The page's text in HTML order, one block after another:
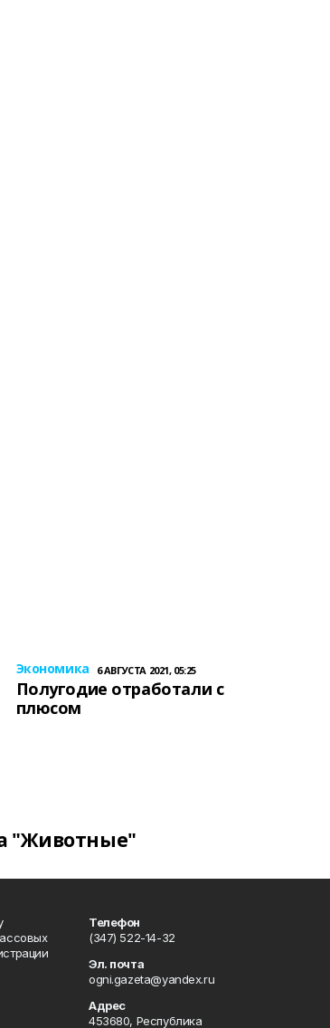
Экономика 6 АВГУСТА 2021, 05:25
Полугодие отработали с
плюсом
"Животные"
Телефон
(347) 522-14-32
Эл. почта
ogni.gazeta@yandex.ru
Адрес
453680, Республика